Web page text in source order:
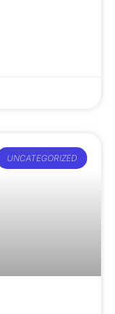
UNCATEGORIZED